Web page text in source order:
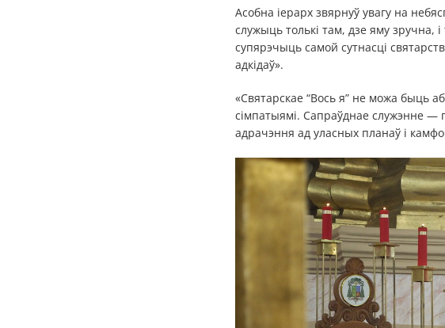
Асобна іерарх звярнуў увагу на
служыць толькі там, дзе яму зручна,
супярэчыць самой сутнасці
адкідаў».
«Святарскае “Вось я” не можа быць
сімпатыямі. Сапраўднае служэнне —
адрачэння ад уласных планаў і